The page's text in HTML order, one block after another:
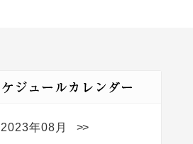
2023年08月 >>